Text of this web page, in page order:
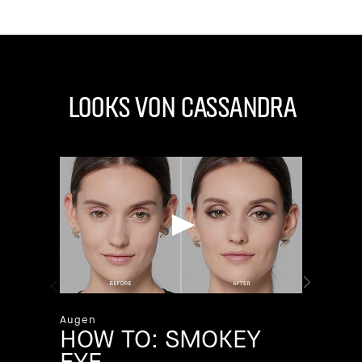
Looks von Cassandra
Augen
HOW TO: SMOKEY